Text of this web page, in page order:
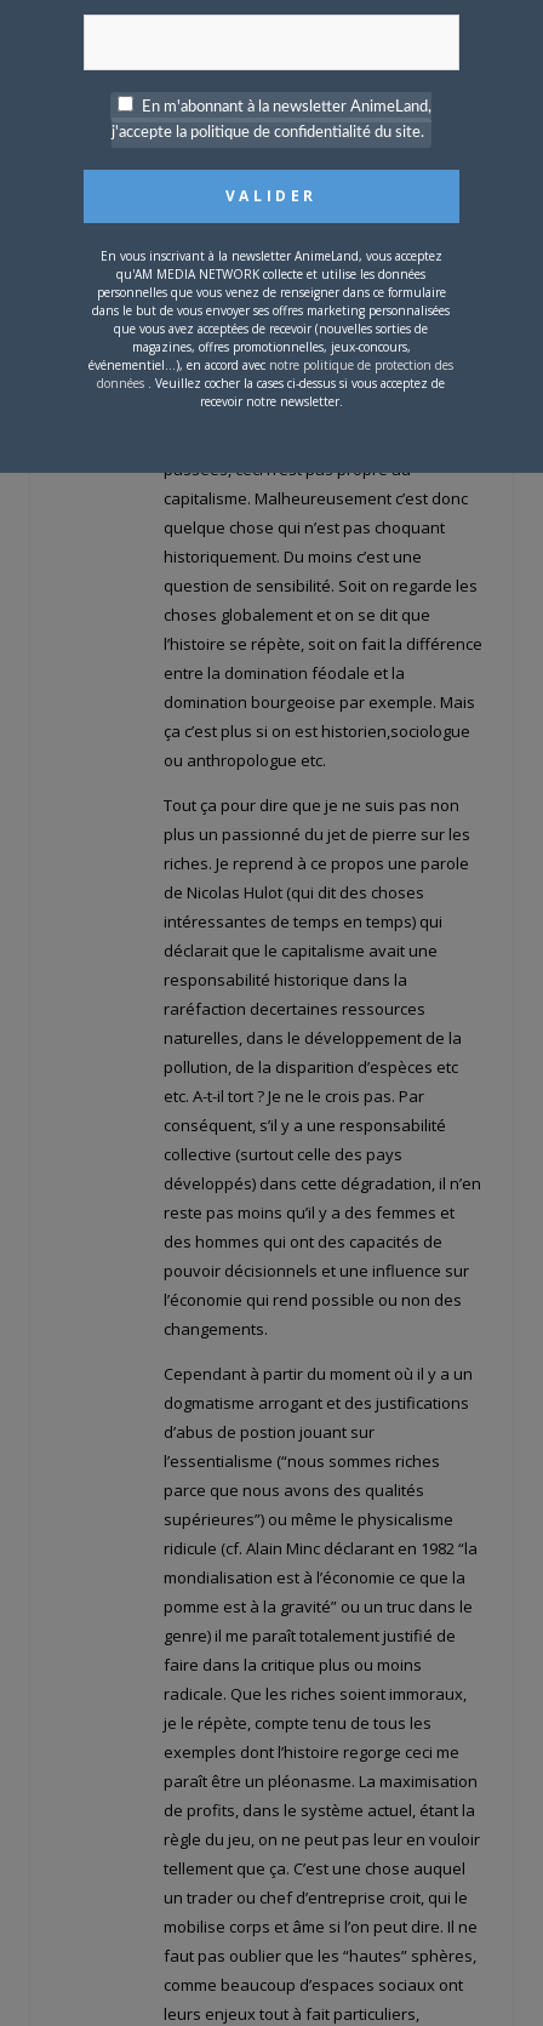
des répressions violentes (parfois
demandaient une petite hausse de salaire
ou une amélioration des conditions de
travail. Il suffit de regarder l’histoire sociale
a été menée envers les syndicats.
fait dans la tautologie. Les faits parlent
d’eux-mêmes : à partir du moment où il y a
exploitation délibérée d’individus et un
différentiel de pouvoir amenant des gens
à dominer les autres de façon illégitime, je
ne vois pas ce qu’il y a de plus à dire. On
passées, ceci n’est pas propre au
capitalisme. Malheureusement c’est donc
quelque chose qui n’est pas choquant
historiquement. Du moins c’est une
question de sensibilité. Soit on regarde les
choses globalement et on se dit que
l’histoire se répète, soit on fait la différence
entre la domination féodale et la
domination bourgeoise par exemple. Mais
ça c’est plus si on est historien,sociologue
ou anthropologue etc.
Tout ça pour dire que je ne suis pas non
plus un passionné du jet de pierre sur les
riches. Je reprend à ce propos une parole
de Nicolas Hulot (qui dit des choses
intéressantes de temps en temps) qui
déclarait que le capitalisme avait une
responsabilité historique dans la
raréfaction decertaines ressources
naturelles, dans le développement de la
pollution, de la disparition d’espèces etc
etc. A-t-il tort ? Je ne le crois pas. Par
conséquent, s’il y a une responsabilité
collective (surtout celle des pays
développés) dans cette dégradation, il n’en
reste pas moins qu’il y a des femmes et
des hommes qui ont des capacités de
pouvoir décisionnels et une influence sur
l’économie qui rend possible ou non des
changements.
Cependant à partir du moment où il y a un
dogmatisme arrogant et des justifications
d’abus de postion jouant sur
l’essentialisme (“nous sommes riches
parce que nous avons des qualités
supérieures”) ou même le physicalisme
ridicule (cf. Alain Minc déclarant en 1982 “la
mondialisation est à l’économie ce que la
pomme est à la gravité” ou un truc dans le
genre) il me paraît totalement justifié de
faire dans la critique plus ou moins
radicale. Que les riches soient immoraux,
je le répète, compte tenu de tous les
exemples dont l’histoire regorge ceci me
paraît être un pléonasme. La maximisation
de profits, dans le système actuel, étant la
règle du jeu, on ne peut pas leur en vouloir
tellement que ça. C’est une chose auquel
un trader ou chef d’entreprise croit, qui le
mobilise corps et âme si l’on peut dire. Il ne
faut pas oublier que les “hautes” sphères,
comme beaucoup d’espaces sociaux ont
leurs enjeux tout à fait particuliers,
En m'abonnant à la newsletter AnimeLand,
j'accepte la politique de confidentialité du site.
En vous inscrivant à la newsletter AnimeLand, vous acceptez
qu'AM MEDIA NETWORK collecte et utilise les données
personnelles que vous venez de renseigner dans ce formulaire
dans le but de vous envoyer ses offres marketing personnalisées
que vous avez acceptées de recevoir (nouvelles sorties de
magazines, offres promotionnelles, jeux-concours,
événementiel...), en accord avec notre politique de protection des
données . Veuillez cocher la cases ci-dessus si vous acceptez de
recevoir notre newsletter.